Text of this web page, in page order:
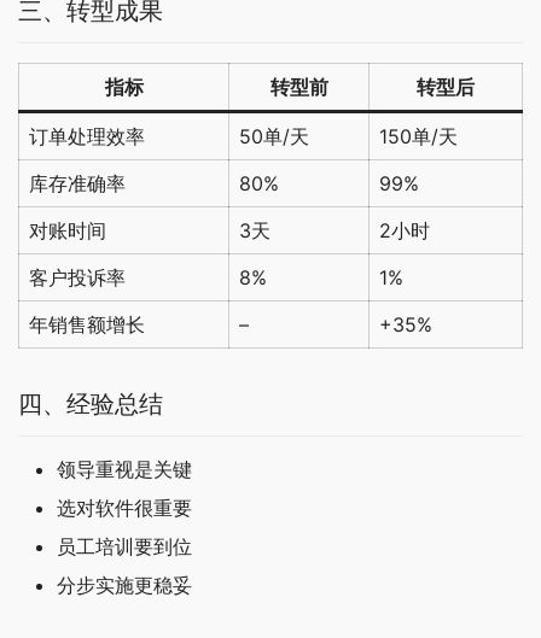
三、转型成果
指标 转型前 转型后
订单处理效率 50单/天
150单/天
库存准确率
80%
99%
对账时间
3天
2小时
客户投诉率
8%
1%
年销售额增长
– +35%
四、经验总结
领导重视是关键
选对软件很重要
员工培训要到位
分步实施更稳妥